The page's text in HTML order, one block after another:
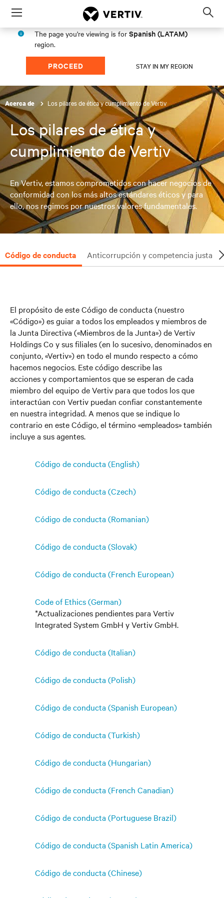
Menu
The page you're viewing is for Spanish (LATAM)
region.
PROCEED STAY IN MY REGION
Acerca de Los pilares de ética y cumplimiento de Vertiv
Los pilares de ética y
cumplimiento de Vertiv
En Vertiv, estamos comprometidos con hacer negocios de
conformidad con los más altos estándares éticos y para
ello, nos regimos por nuestros valores fundamentales.
Código de conducta Anticorrupción y competencia justa
El propósito de este Código de conducta (nuestro
«Código») es guiar a todos los empleados y miembros de
la Junta Directiva («Miembros de la Junta») de Vertiv
Holdings Co y sus filiales (en lo sucesivo, denominados en
conjunto, «Vertiv») en todo el mundo respecto a cómo
hacemos negocios. Este código describe las
acciones y comportamientos que se esperan de cada
miembro del equipo de Vertiv para que todos los que
interactúan con Vertiv puedan confiar constantemente
en nuestra integridad. A menos que se indique lo
contrario en este Código, el término «empleados» también
incluye a sus agentes.
Código de conducta (English)
Código de conducta (Czech)
Código de conducta (Romanian)
Código de conducta (Slovak)
Código de conducta (French European)
Code of Ethics (German)
*Actualizaciones pendientes para Vertiv
Integrated System GmbH y Vertiv GmbH.
Código de conducta (Italian)
Código de conducta (Polish)
Código de conducta (Spanish European)
Código de conducta (Turkish)
Código de conducta (Hungarian)
Código de conducta (French Canadian)
Código de conducta (Portuguese Brazil)
Código de conducta (Spanish Latin America)
Código de conducta (Chinese)